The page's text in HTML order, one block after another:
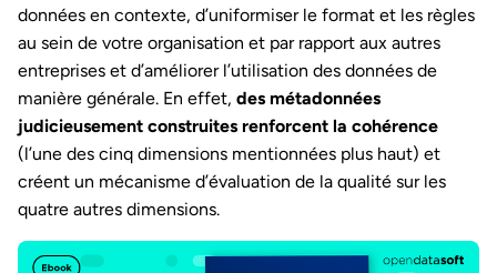
données en contexte, d’uniformiser le format et les règles
au sein de votre organisation et par rapport aux autres
entreprises et d’améliorer l’utilisation des données de
manière générale. En effet, des métadonnées
judicieusement construites renforcent la cohérence
(l’une des cinq dimensions mentionnées plus haut) et
créent un mécanisme d’évaluation de la qualité sur les
quatre autres dimensions.